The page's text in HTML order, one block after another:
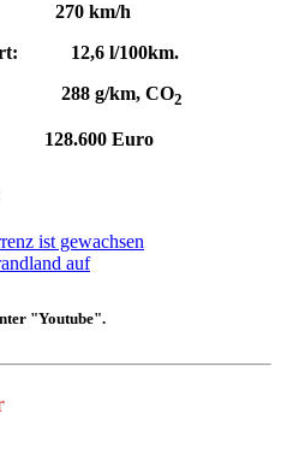
270 km/h
12,6 l/100km.
288 g/km, CO2
Euro
ist gewachsen
auf
"Youtube".